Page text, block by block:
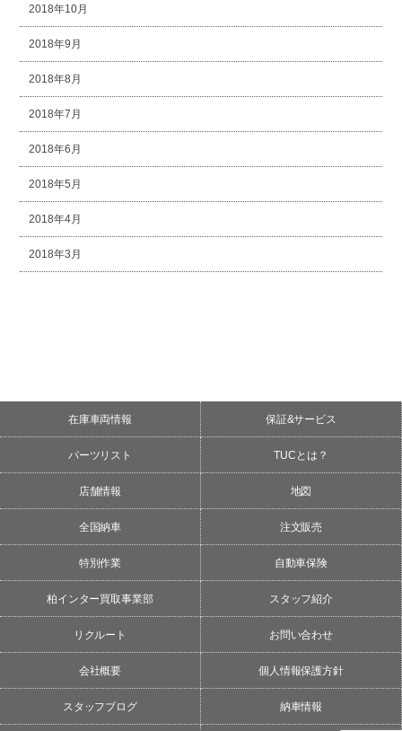
2018年10月
2018年9月
2018年8月
2018年7月
2018年6月
2018年5月
2018年4月
2018年3月
在庫車両情報 保証&サービス
パーツリスト TUCとは？
店舗情報 地図
全国納車 注文販売
特別作業 自動車保険
柏インター買取事業部 スタッフ紹介
リクルート お問い合わせ
会社概要 個人情報保護方針
スタッフブログ 納車情報